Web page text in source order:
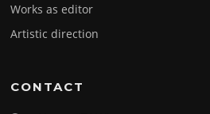
Works as editor
Artistic direction
CONTACT